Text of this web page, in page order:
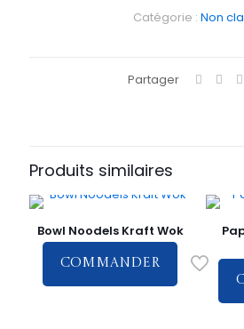
Catégorie : Non
Partager
Produits similaires
Bowl Noodels Kraft Wok
COMMANDER